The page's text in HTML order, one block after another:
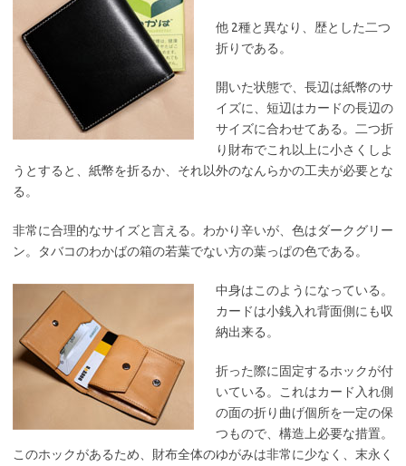
他 2種と異なり、歴とした二つ
折りである。
開いた状態で、長辺は紙幣のサ
イズに、短辺はカードの長辺の
サイズに合わせてある。二つ折
り財布でこれ以上に小さくしよ
うとすると、紙幣を折るか、それ以外のなんらかの工夫が必要とな
る。
非常に合理的なサイズと言える。わかり辛いが、色はダークグリー
ン。タバコのわかばの箱の若葉でない方の葉っぱの色である。
中身はこのようになっている。
カードは小銭入れ背面側にも収
納出来る。
折った際に固定するホックが付
いている。これはカード入れ側
の面の折り曲げ個所を一定の保
つもので、構造上必要な措置。
このホックがあるため、財布全体のゆがみは非常に少なく、末永く